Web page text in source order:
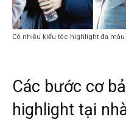
Có nhiều kiểu tóc highlight đa màu
Các bước cơ
highlight tại